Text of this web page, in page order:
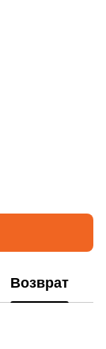
Возврат